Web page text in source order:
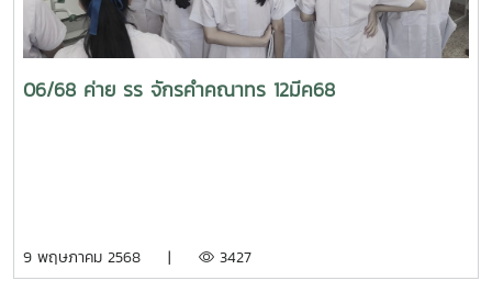
06/68 ค่าย รร จักรคำคณาทร 12มีค68
9 พฤษภาคม 2568 | 3427